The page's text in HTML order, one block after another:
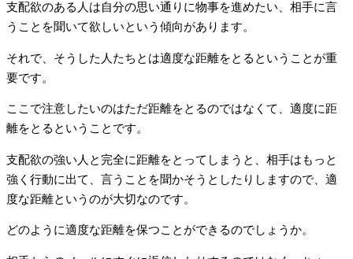
支配欲のある人は自分の思い通りに物事を進めたい、相手に言
うことを聞いて欲しいという傾向があります。
それで、そうした人たちとは適度な距離をとるということが重
要です。
ここで注意したいのはただ距離をとるのではなくて、適度に距
離をとるということです。
支配欲の強い人と完全に距離をとってしまうと、相手はもっと
強く行動に出て、言うことを聞かそうとしたりしますので、適
度な距離というのが大切なのです。
どのように適度な距離を保つことができるのでしょうか。